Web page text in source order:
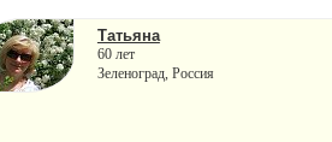
Татьяна
60 лет
Зеленоград, Россия